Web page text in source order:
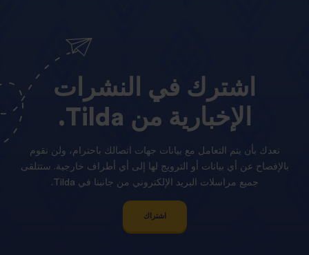
اشترك في
النشرات
الإخبارية من Tilda.
نعدك بأن يتم التعامل مع بيانات جهات اتصالك باحترام، ولن نقوم
بالإفصاح عن أي بيانات أو الترويج لها إلى أي أطراف خارجية. ستتلقى
جميع مراسلات البريد الإلكتروني من جانبنا في Tilda.
اشتراك